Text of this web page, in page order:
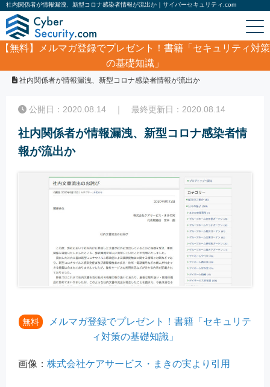
社内関係者が情報漏洩、新型コロナ感染者情報が流出か｜サイバーセキュリティ.com
【無料】
メルマガ登録でプレゼント！書籍「セキュリティ対策
の基礎知識」
サイバーセキュリティ・情報漏洩ニュース
社内関係者が情報漏洩、新型コロナ感染者情報が流出か
公開日：2020.08.14 ｜ 最終更新日：2020.08.14
社内関係者が情報漏洩、新型コロナ感染者情
報が流出か
無料
メルマガ登録でプレゼント！書籍「セキュリテ
ィ対策の基礎知識」
画像： 株式会社ケアサービス・まきの実より引用